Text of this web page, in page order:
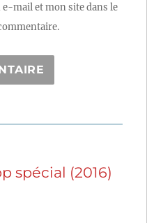
mail et mon site dans le
spécial (2016)